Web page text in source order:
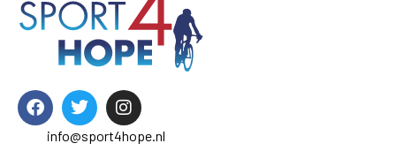
info@sport4hope.nl